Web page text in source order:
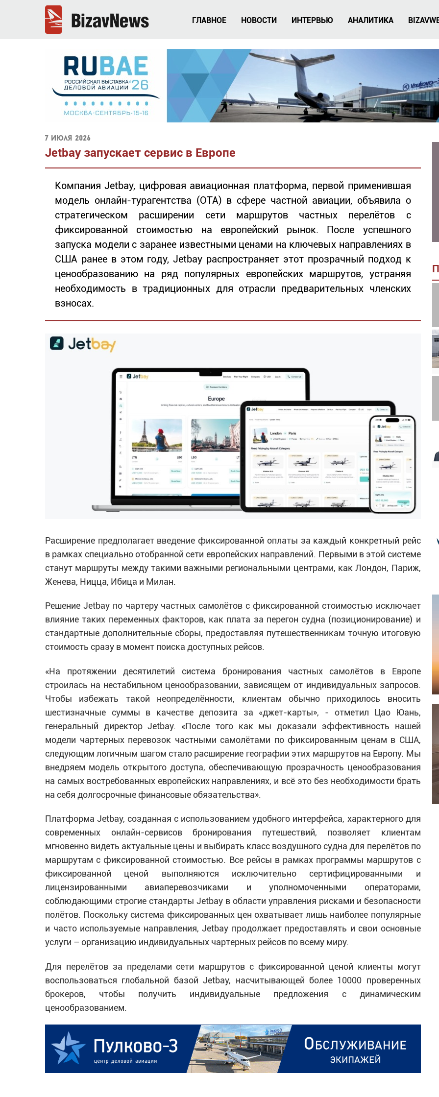
ГЛАВНОЕ НОВОСТИ ИНТЕРВЬЮ АНАЛИТИКА
7 июля 2026
Jetbay запускает сервис в Европе
Компания Jetbay, цифровая авиационная платформа, первой применившая
модель онлайн-турагентства (OTA) в сфере частной авиации, объявила о
стратегическом расширении сети маршрутов частных перелётов с
фиксированной стоимостью на европейский рынок. После успешного
запуска модели с заранее известными ценами на ключевых направлениях в
США ранее в этом году, Jetbay распространяет этот прозрачный подход к
ценообразованию на ряд популярных европейских маршрутов, устраняя
необходимость в традиционных для отрасли предварительных членских
взносах.
Расширение предполагает введение фиксированной оплаты за каждый конкретный рейс
в рамках специально отобранной сети европейских направлений. Первыми в этой системе
станут маршруты между такими важными региональными центрами, как Лондон, Париж,
Женева, Ницца, Ибица и Милан.
Решение Jetbay по чартеру частных самолётов с фиксированной стоимостью исключает
влияние таких переменных факторов, как плата за перегон судна (позиционирование) и
стандартные дополнительные сборы, предоставляя путешественникам точную итоговую
стоимость сразу в момент поиска доступных рейсов.
«На протяжении десятилетий система бронирования частных самолётов в Европе
строилась на нестабильном ценообразовании, зависящем от индивидуальных запросов.
Чтобы избежать такой неопределённости, клиентам обычно приходилось вносить
шестизначные суммы в качестве депозита за «джет-карты», - отметил Цао Юань,
генеральный директор Jetbay. «После того как мы доказали эффективность нашей
модели чартерных перевозок частными самолётами по фиксированным ценам в США,
следующим логичным шагом стало расширение географии этих маршрутов на Европу. Мы
внедряем модель открытого доступа, обеспечивающую прозрачность ценообразования
на самых востребованных европейских направлениях, и всё это без необходимости брать
на себя долгосрочные финансовые обязательства».
Платформа Jetbay, созданная с использованием удобного интерфейса, характерного для
современных онлайн-сервисов бронирования путешествий, позволяет клиентам
мгновенно видеть актуальные цены и выбирать класс воздушного судна для перелётов по
маршрутам с фиксированной стоимостью. Все рейсы в рамках программы маршрутов с
фиксированной ценой выполняются исключительно сертифицированными и
лицензированными авиаперевозчиками и уполномоченными операторами,
соблюдающими строгие стандарты Jetbay в области управления рисками и безопасности
полётов. Поскольку система фиксированных цен охватывает лишь наиболее популярные
и часто используемые направления, Jetbay продолжает предоставлять и свои основные
услуги – организацию индивидуальных чартерных рейсов по всему миру.
Для перелётов за пределами сети маршрутов с фиксированной ценой клиенты могут
воспользоваться глобальной базой Jetbay, насчитывающей более 10000 проверенных
брокеров, чтобы получить индивидуальные предложения с динамическим
ценообразованием.